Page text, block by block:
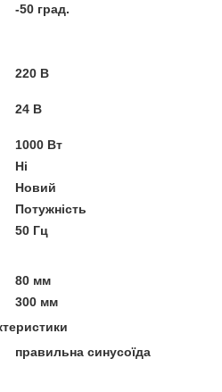
-50 град.
220 В
24 В
1000 Вт
Ні
Новий
Потужність
50 Гц
80 мм
300 мм
правильна синусоїда